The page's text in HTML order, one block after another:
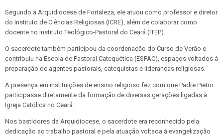
Segundo a Arquidiocese de Fortaleza, ele atuou como professor e diretor
do Instituto de Ciências Religiosas (ICRE), além de colaborar como
docente no Instituto Teológico-Pastoral do Ceará (ITEP).
O sacerdote também participou da coordenação do Curso de Verão e
contribuiu na Escola de Pastoral Catequética (ESPAC), espaços voltados à
preparação de agentes pastorais, catequistas e lideranças religiosas.
A presença em instituições de ensino religioso fez com que Padre Pietro
participasse diretamente da formação de diversas gerações ligadas à
Igreja Católica no Ceará.
Nos bastidores da Arquidiocese, o sacerdote era reconhecido pela
dedicação ao trabalho pastoral e pela atuação voltada à evangelização